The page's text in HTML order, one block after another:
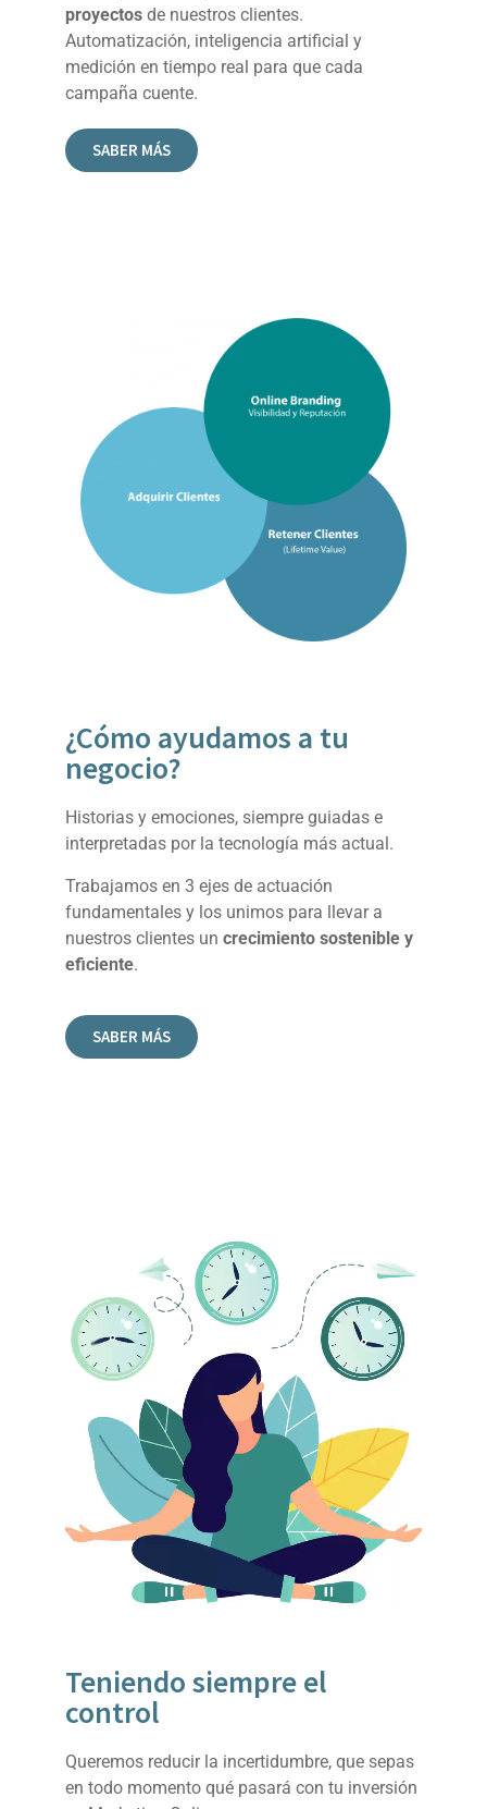
proyectos de nuestros clientes.
Automatización, inteligencia artificial y
medición en tiempo real para que cada
campaña cuente.
SABER MÁS
¿Cómo ayudamos a tu
negocio?
Historias y emociones, siempre guiadas e
interpretadas por la tecnología más actual.
Trabajamos en 3 ejes de actuación
fundamentales y los unimos para llevar a
nuestros clientes un crecimiento sostenible y
eficiente.
SABER MÁS
Teniendo siempre el
control
Queremos reducir la incertidumbre, que sepas
en todo momento qué pasará con tu inversión